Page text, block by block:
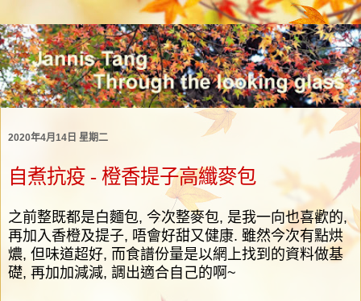
2020年4月14日 星期二
自煮抗疫 - 橙香提子高纖麥包
之前整既都是白麵包, 今次整麥包, 是我一向也喜歡的,
再加入香橙及提子, 唔會好甜又健康. 雖然今次有點烘
燶, 但味道超好, 而食譜份量是以網上找到的資料做基
礎, 再加加減減, 調出適合自己的啊~